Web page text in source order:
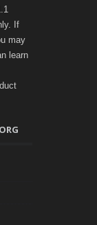
If
may
learn